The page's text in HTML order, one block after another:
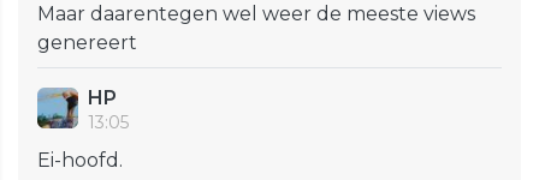
Maar daarentegen wel weer de meeste views
genereert
HP
13:05
Ei-hoofd.